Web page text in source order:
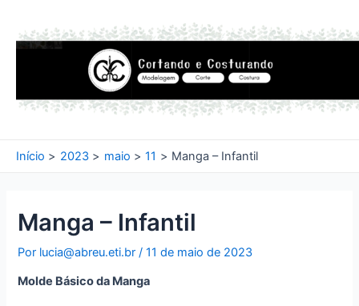
Início 2023 maio 11 Manga – Infantil
Manga – Infantil
Por lucia@abreu.eti.br/11 de maio de 2023
Molde Básico da Manga